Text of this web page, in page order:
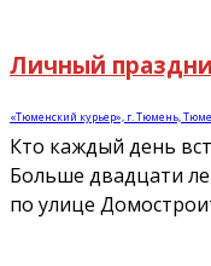
Личный
«Тюменский курьер», г. Тюмень,
Кто каждый день
Больше двадцати
по улице